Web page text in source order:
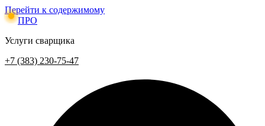
Перейти к содержимому
ПРО
Услуги сварщика
+7 (383) 230-75-47